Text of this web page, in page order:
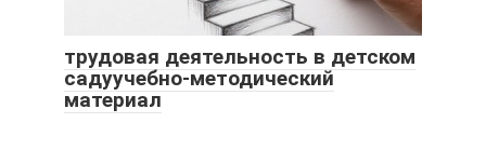
трудовая деятельность в детском
садуучебно-методический
материал